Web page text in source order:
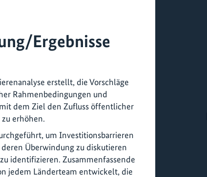
Ergebnisse
erstellt, die Vorschläge
Rahmenbedingungen und
dem Ziel den Zufluss öffentlicher
erhöhen.
um Investitionsbarrieren
Überwindung zu diskutieren
identifizieren. Zusammenfassende
jedem Länderteam entwickelt, die